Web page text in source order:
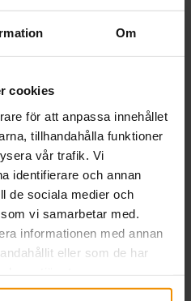
Om
cookies
för att anpassa innehållet
tillhandahålla funktioner
vår trafik. Vi
identifierare och annan
de sociala medier och
vi samarbetar med.
informationen med annan
eller som de har
av samtal om
och